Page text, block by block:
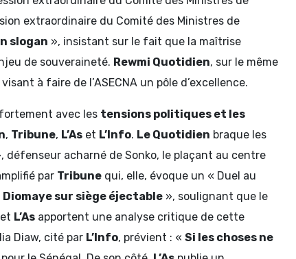
extraordinaire du Comité des Ministres de
slogan », insistant sur le fait que la maîtrise
de souveraineté. Rewmi Quotidien, sur le même
à faire de l’ASECNA un pôle d’excellence.
avec les tensions politiques et les
, Tribune, L’As et L’Info. Le Quotidien braque les
défenseur acharné de Sonko, le plaçant au centre
par Tribune qui, elle, évoque un « Duel au
sur siège éjectable », soulignant que le
et L’As apportent une analyse critique de cette
Diaw, cité par L’Info, prévient : « Si les choses ne